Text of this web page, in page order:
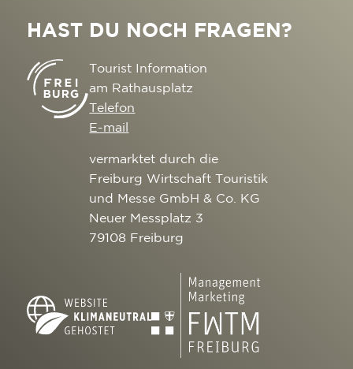
HAST DU NOCH FRAGEN?
Tourist Information
am Rathausplatz
Telefon
E-mail
vermarktet durch die
Freiburg Wirtschaft Touristik
und Messe GmbH & Co. KG
Neuer Messplatz 3
79108 Freiburg